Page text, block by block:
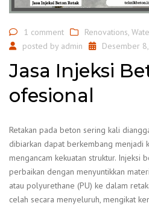
1 comment Renovations,
posted by admin Desember
Jasa Injeksi
ofesional
Retakan pada beton sering kali
dibiarkan dapat berkembang menjadi
mengancam kekuatan struktur. Injeksi
perbaikan dengan menyuntikkan
atau polyurethane (PU) ke dalam
celah secara menyeluruh, mengikat